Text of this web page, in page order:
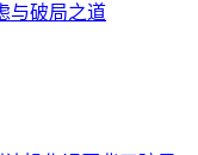
与破局之道